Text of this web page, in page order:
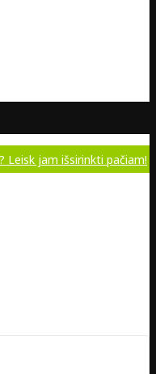
išsirinkti pačiam!